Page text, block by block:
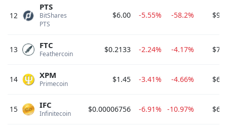
12
BitShares
PTS
PTS
$6.00 -5.55% -58.2%
13 Feathercoin
FTC $0.2133 -2.24% -4.17%
14 Primecoin
XPM $1.45 -3.41% -4.66%
15 Infinitecoin
IFC $0.00006756 -6.91% -10.97%